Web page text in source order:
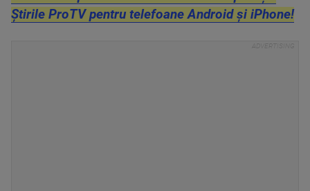
Știrile ProTV pentru telefoane Android și iPhone!